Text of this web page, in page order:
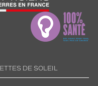
DE SOLEIL